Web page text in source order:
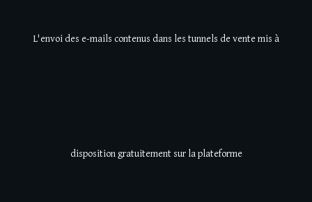
L'envoi des e-mails contenus dans les tunnels de vente mis à
disposition gratuitement sur la plateforme